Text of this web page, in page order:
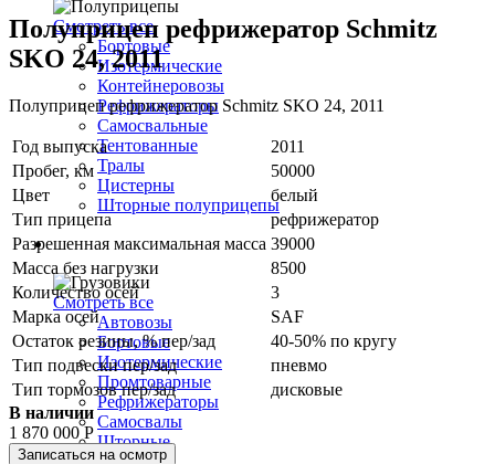
Foton
Freghtliner
Hyundai
Iveco
Kenwort
MAN
Mercedes-benz
Renault
Sitrak
Scania
Volvo
Камаз
МАЗ
Смотреть все
Бортовые
Изотермические
Контейнеровозы
Рефрижераторы
Самосвальные
Тентованные
Тралы
Цистерны
Шторные полуприцепы
Грузовики
Смотреть все
Автовозы
Бортовые
Изотермические
Промтоварные
Рефрижераторы
Самосвалы
Шторные
Полуприцеп рефрижератор Schmitz
SKO 24, 2011
Полуприцеп рефрижератор Schmitz SKO 24, 2011
Год выпуска
2011
Пробег, км
50000
Цвет
белый
Тип прицепа
рефрижератор
Разрешенная максимальная масса 39000
Масса без нагрузки
8500
Количество осей
3
Марка осей
SAF
Остаток резины, % пер/зад
40-50% по кругу
Тип подвески пер/зад
пневмо
Тип тормозов пер/зад
дисковые
В наличии
1 870 000Р
Записаться на осмотр